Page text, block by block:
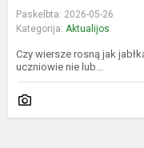
Paskelbta: 2026-05-26
Kategorija: Aktualijos
Czy wiersze rosną jak
uczniowie nie lub...